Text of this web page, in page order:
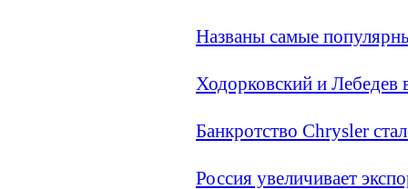
Названы самые
Ходорковский и Лебедев
Банкротство Chrysler
Россия увеличивает